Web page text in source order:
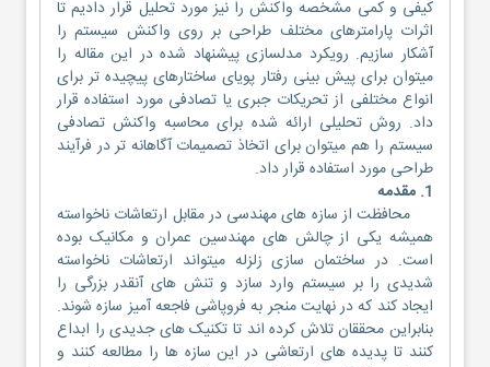
کیفی و کمی مشخصه واکنش را نیز مورد تحلیل قرار دادیم تا
اثرات پارامترهای مختلف طراحی بر روی واکنش سیستم را
آشکار سازیم. رویکرد مدلسازی پیشنهاد شده در این مقاله را
میتوان برای پیش بینی رفتار پویای ساختارهای پیچیده تر برای
انواع مختلفی از تحریکات جبری یا تصادفی مورد استفاده قرار
داد. روش تحلیلی ارائه شده برای محاسبه واکنش تصادفی
سیستم را هم میتوان برای اتخاذ تصمیمات آگاهانه تر در فرآیند
طراحی مورد استفاده قرار داد.
1. مقدمه
محافظت از سازه های مهندسی در مقابل ارتعاشات ناخواسته
همیشه یکی از چالش های مهندسین عمران و مکانیک بوده
است. در ساختمان سازی زلزله میتواند ارتعاشات ناخواسته
شدیدی را بر سیستم وارد سازد و تنش های آنقدر بزرگی را
ایجاد کند که در نهایت منجر به فروپاشی فاجعه آمیز سازه شوند.
بنابراین محققان تلاش کرده اند تا تکنیک های جدیدی را ابداع
کنند تا پدیده های ارتعاشی در این سازه ها را مطالعه کنند و